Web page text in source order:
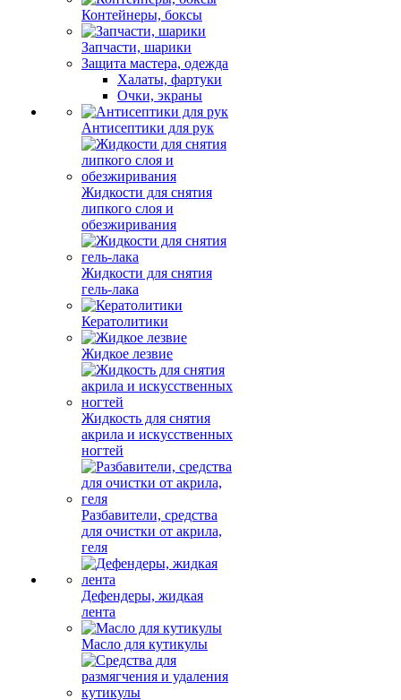
Контейнеры, боксы
Запчасти, шарики
Защита мастера, одежда
Халаты, фартуки
Очки, экраны
Антисептики для рук
Жидкости для снятия
липкого слоя и
обезжиривания
Жидкости для снятия
гель-лака
Кератолитики
Жидкое лезвие
Жидкость для снятия
акрила и искусственных
ногтей
Разбавители, средства
для очистки от акрила,
геля
Дефендеры, жидкая
лента
Масло для кутикулы